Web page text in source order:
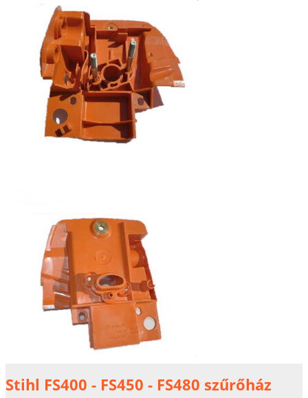
Stihl FS400 - FS450 - FS480 szűrőház